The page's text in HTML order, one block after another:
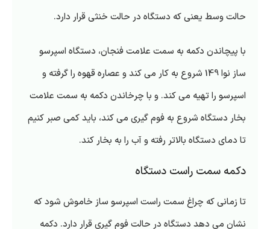
حالت وسط یعنی که دستگاه در حالت خنثی قرار دارد.
با پیچاندن دکمه به سمت علامت فنجان، دستگاه اسپرسو
ساز نوا 149 شروع به کار می کند و عصاره قهوه را گرفته و
اسپرسو را تهیه می کند. و با چرخاندن دکمه به سمت علامت
بخار دستگاه شروع به فوم گیری می کند، باید کمی صبر کنیم
تا دمای دستگاه بالاتر رفته و آب را به بخار کند.
دکمه سمت راست دستگاه
تا زمانی که چراغ سمت راست اسپرسو ساز خاموش شود که
نشان می دهد دستگاه در حالت فوم گیری قرار دارد. دکمه